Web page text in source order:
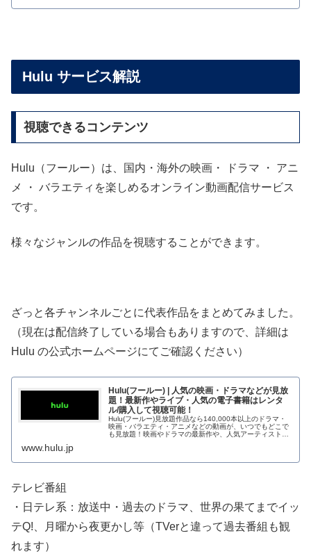
Hulu サービス解説
視聴できるコンテンツ
Hulu（フールー）は、国内・海外の映画・ ドラマ ・ アニ
メ ・ バラエティを楽しめるオンライン動画配信サービス
です。
様々なジャンルの作品を視聴することができます。
ざっと各チャンネルごとに代表作品をまとめてみました。
（現在は配信終了している場合もありますので、詳細は
Hulu の公式ホームページにてご確認ください）
Hulu(フールー) | 人気の映画・ドラマなどが見放
題！最新作やライブ・人気の電子書籍はレンタ
ル/購入して視聴可能！
Hulu(フールー)見放題作品なら140,000本以上のドラマ・
映画・バラエティ・アニメなどの動画が、いつでもどこで
も見放題！映画やドラマの最新作や、人気アーティストの
www.hulu.jp
テレビ番組
・日テレ系：放送中・過去のドラマ、世界の果てまでイッ
テQ!、月曜から夜更かし等（TVerと違って過去番組も観
れます）